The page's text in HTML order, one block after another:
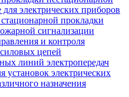
электрических приборов
прокладки
сигнализации
и контроля
цепей
линий электропередач
установок электрических
назначения